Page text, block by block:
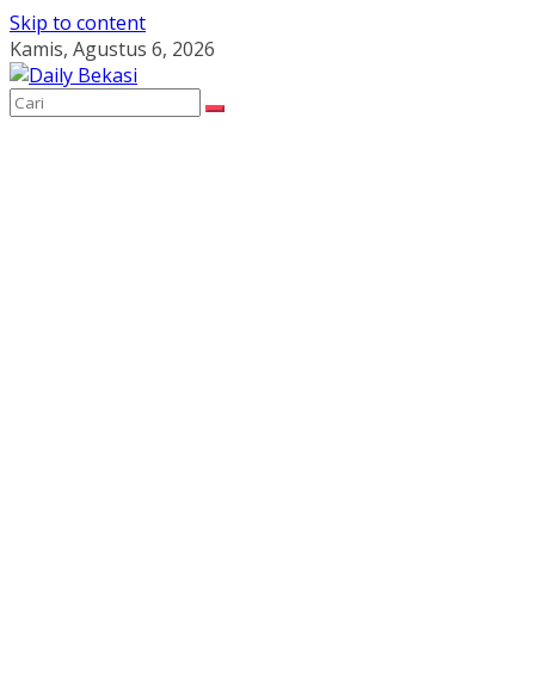
Skip to content
Kamis, Agustus 6, 2026